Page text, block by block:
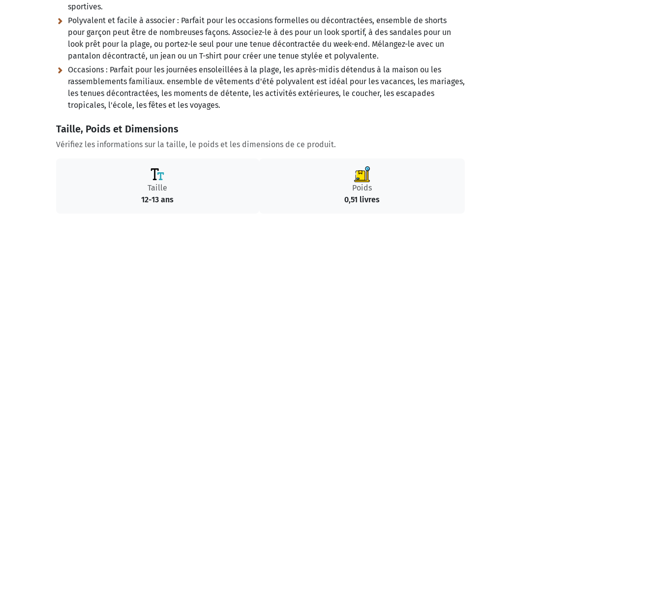
sportives.
Polyvalent et facile à associer : Parfait pour les occasions formelles ou décontractées, ensemble de shorts
pour garçon peut être de nombreuses façons. Associez-le à des pour un look sportif, à des sandales pour un
look prêt pour la plage, ou portez-le seul pour une tenue décontractée du week-end. Mélangez-le avec un
pantalon décontracté, un jean ou un T-shirt pour créer une tenue stylée et polyvalente.
Occasions : Parfait pour les journées ensoleillées à la plage, les après-midis détendus à la maison ou les
rassemblements familiaux. ensemble de vêtements d'été polyvalent est idéal pour les vacances, les mariages,
les tenues décontractées, les moments de détente, les activités extérieures, le coucher, les escapades
tropicales, l'école, les fêtes et les voyages.
Taille, Poids et Dimensions
Vérifiez les informations sur la taille, le poids et les dimensions de ce produit.
Taille
12-13 ans
Poids
0,51 livres